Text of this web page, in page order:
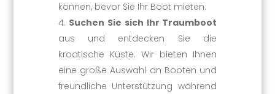
können, bevor Sie Ihr Boot mieten.
Suchen Sie sich Ihr Traumboot
aus und entdecken Sie die
kroatische Küste. Wir bieten Ihnen
eine große Auswahl an Booten und
freundliche Unterstützung während